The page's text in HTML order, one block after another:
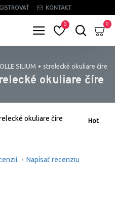
KONTAKT
0 0
SILIUM + strelecké okuliare číre
okuliare číre
Hot
- Napísať recenziu